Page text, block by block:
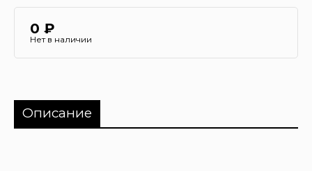
0 ₽
Нет в наличии
Описание